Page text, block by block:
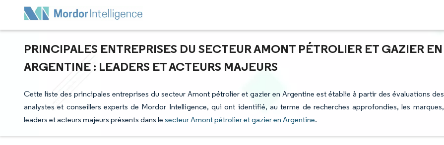
PRINCIPALES ENTREPRISES DU SECTEUR AMONT PÉTROLIER ET GAZIER EN
ARGENTINE : LEADERS ET ACTEURS MAJEURS
Cette liste des principales entreprises du secteur Amont pétrolier et gazier en Argentine est établie à partir des évaluations des
analystes et conseillers experts de Mordor Intelligence, qui ont identifié, au terme de recherches approfondies, les marques,
leaders et acteurs majeurs présents dans le secteur Amont pétrolier et gazier en Argentine.